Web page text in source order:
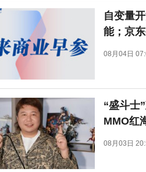
自变量
能；京
08月04日
“盛斗士
MMO红
08月03日